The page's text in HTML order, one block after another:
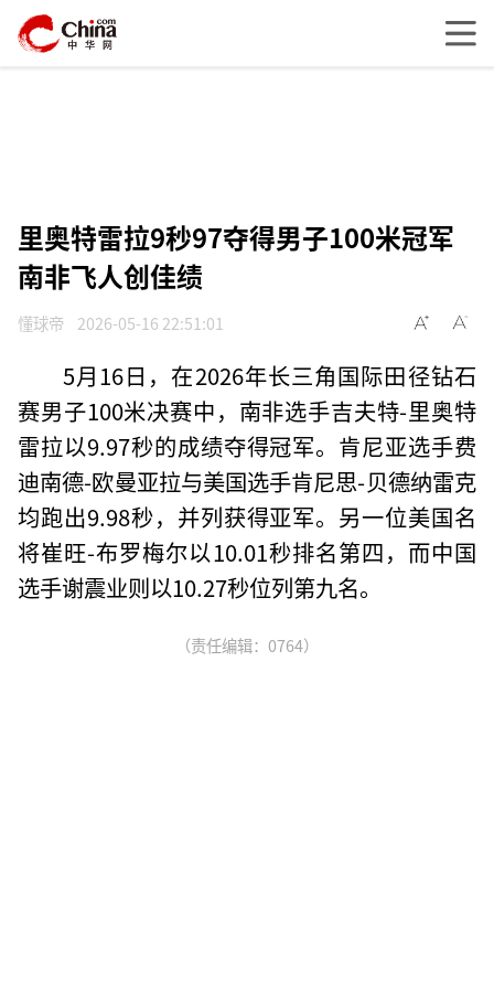
里奥特雷拉9秒97夺得男子100米冠军
南非飞人创佳绩
懂球帝 2026-05-16 22:51:01
5月16日，在2026年长三角国际田径钻石
赛男子100米决赛中，南非选手吉夫特-里奥特
雷拉以9.97秒的成绩夺得冠军。肯尼亚选手费
迪南德-欧曼亚拉与美国选手肯尼思-贝德纳雷克
均跑出9.98秒，并列获得亚军。另一位美国名
将崔旺-布罗梅尔以10.01秒排名第四，而中国
选手谢震业则以10.27秒位列第九名。
（责任编辑：0764）